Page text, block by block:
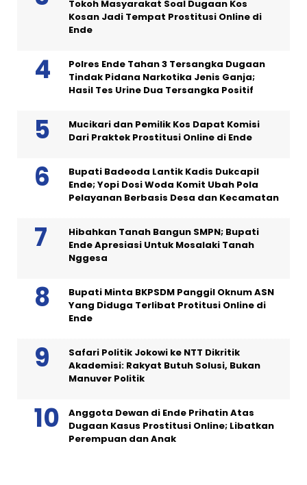
Tokoh Masyarakat Soal Dugaan Kos
Kosan Jadi Tempat Prostitusi Online di
Ende
Polres Ende Tahan 3 Tersangka Dugaan
Tindak Pidana Narkotika Jenis Ganja;
Hasil Tes Urine Dua Tersangka Positif
Mucikari dan Pemilik Kos Dapat Komisi
Dari Praktek Prostitusi Online di Ende
Bupati Badeoda Lantik Kadis Dukcapil
Ende; Yopi Dosi Woda Komit Ubah Pola
Pelayanan Berbasis Desa dan Kecamatan
Hibahkan Tanah Bangun SMPN; Bupati
Ende Apresiasi Untuk Mosalaki Tanah
Nggesa
Bupati Minta BKPSDM Panggil Oknum ASN
Yang Diduga Terlibat Protitusi Online di
Ende
Safari Politik Jokowi ke NTT Dikritik
Akademisi: Rakyat Butuh Solusi, Bukan
Manuver Politik
Anggota Dewan di Ende Prihatin Atas
Dugaan Kasus Prostitusi Online; Libatkan
Perempuan dan Anak